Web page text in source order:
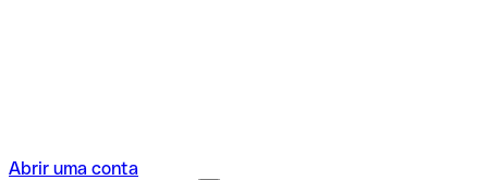
Abrir uma conta